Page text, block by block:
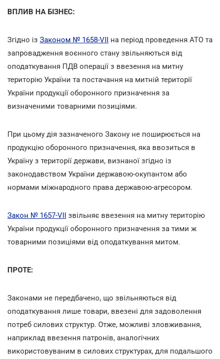
ВПЛИВ НА БІЗНЕС:
Згідно із Законом № 1658-VII на період проведення АТО та
запровадження воєнного стану звільняються від
оподаткування ПДВ операції з ввезення на митну
територію України та постачання на митній території
України продукції оборонного призначення за
визначеними товарними позиціями.
При цьому дія зазначеного Закону не поширюється на
продукцію оборонного призначення, яка ввозиться в
Україну з території держави, визнаної згідно із
законодавством України державою-окупантом або
нормами міжнародного права державою-агресором.
Закон № 1657-VII звільняє ввезення на митну територію
України продукції оборонного призначення за тими ж
товарними позиціями від оподаткування митом.
ПРОТЕ:
Законами не передбачено, що звільняються від
оподаткування лише товари, ввезені для задоволення
потреб силових структур. Отже, можливі зловживання,
наприклад ввезення патронів, аналогічних
використовуваним в силових структурах, для подальшого